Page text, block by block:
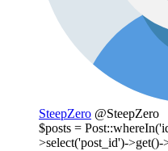
SteepZero @SteepZero
$posts =
>select('post_id')-